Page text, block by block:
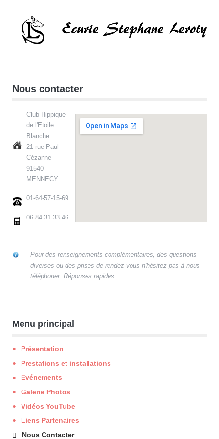
Nous contacter
Club Hippique
de l'Etoile
Blanche
21 rue Paul
Cézanne
91540
MENNECY
01-64-57-15-69
06-84-31-33-46
Pour des renseignements complémentaires, des questions
diverses ou des prises de rendez-vous n'hésitez pas à nous
téléphoner. Réponses rapides.
Menu principal
Présentation
Prestations et installations
Evénements
Galerie Photos
Vidéos YouTube
Liens Partenaires
Nous Contacter